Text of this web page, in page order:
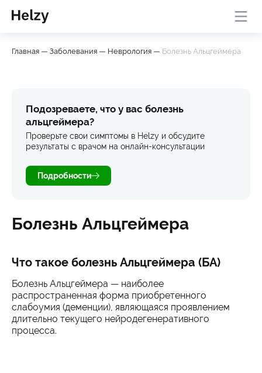
симптомы
Главная — Заболевания — Неврология — Болезнь Альцгеймера
Подозреваете, что у вас болезнь
альцгеймера?
Проверьте свои симптомы в Helzy и обсудите
результаты с врачом на онлайн-консультации
Подробности
Болезнь Альцгеймера
Что такое болезнь Альцгеймера (БА)
Болезнь Альцгеймера — наиболее
распространенная форма приобретенного
слабоумия (деменции), являющаяся проявлением
длительно текущего нейродегенеративного
процесса.